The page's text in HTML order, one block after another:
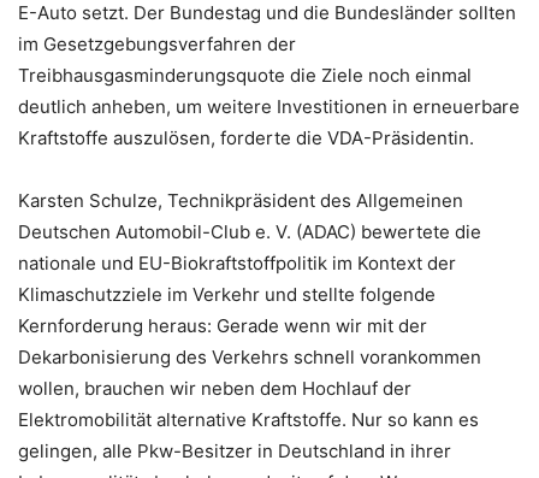
E-Auto setzt. Der Bundestag und die Bundesländer sollten
im Gesetzgebungsverfahren der
Treibhausgasminderungsquote die Ziele noch einmal
deutlich anheben, um weitere Investitionen in erneuerbare
Kraftstoffe auszulösen, forderte die VDA-Präsidentin.
Karsten Schulze, Technikpräsident des Allgemeinen
Deutschen Automobil-Club e. V. (ADAC) bewertete die
nationale und EU-Biokraftstoffpolitik im Kontext der
Klimaschutzziele im Verkehr und stellte folgende
Kernforderung heraus: Gerade wenn wir mit der
Dekarbonisierung des Verkehrs schnell vorankommen
wollen, brauchen wir neben dem Hochlauf der
Elektromobilität alternative Kraftstoffe. Nur so kann es
gelingen, alle Pkw-Besitzer in Deutschland in ihrer